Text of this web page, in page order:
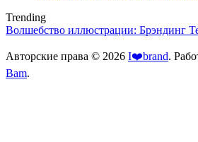
Trending
Волшебство иллюстрации: Брэндинг
Авторские права © 2026 I❤️brand.
Bam.